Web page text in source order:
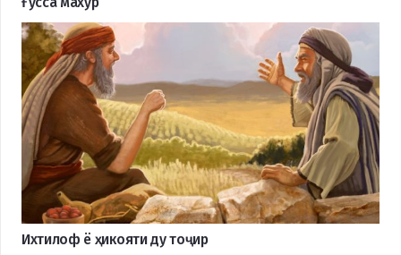
Ихтилоф ё ҳикояти ду тоҷир